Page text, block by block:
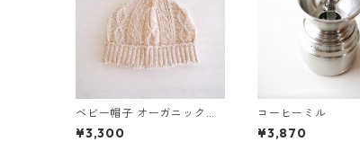
ベビー帽子 オーガニックコ
ットン（ブラウン）
¥3,300
コーヒーミル
¥3,870